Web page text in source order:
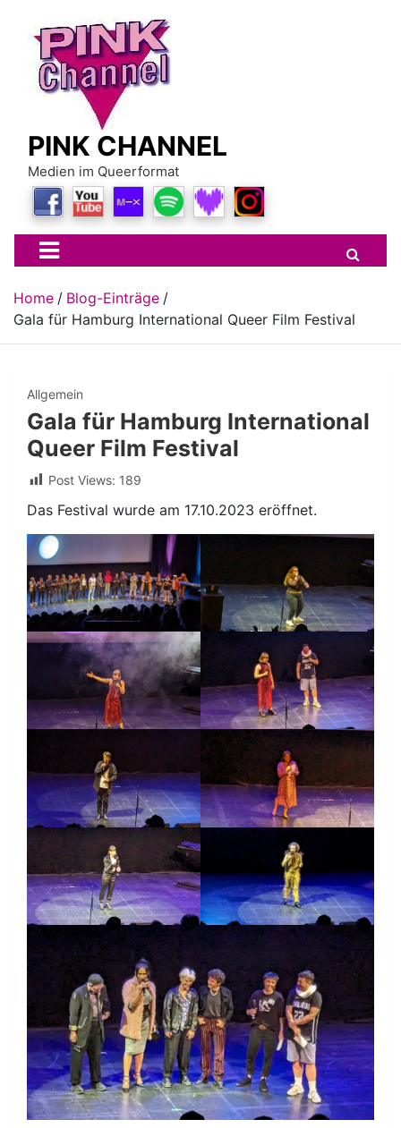
content
PINK CHANNEL
Medien im Queerformat
Home
Blog-Einträge
Gala für Hamburg International Queer Film Festival
Allgemein
Gala für Hamburg International
Queer Film Festival
Post Views: 189
Das Festival wurde am 17.10.2023 eröffnet.